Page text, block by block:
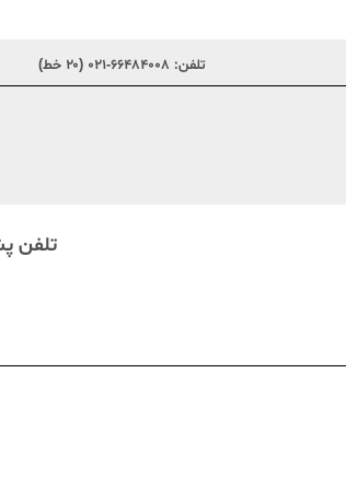
تلفن: ۶۶۴۸۴۰۰۸-۰۲۱ (۲۰ خط)
تلفن